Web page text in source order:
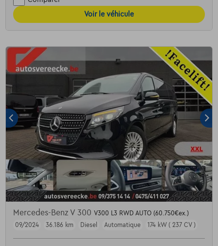
Voir le véhicule
Mercedes-Benz V 300 V300 L3 RWD AUTO (60.750€ex.)
09/2024
36.186 km Diesel Automatique 174 kW ( 237 CV )